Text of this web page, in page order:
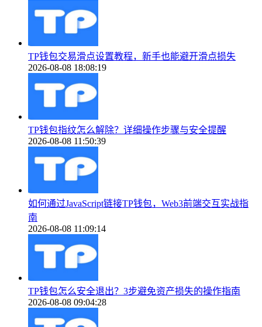
TP钱包交易滑点设置教程，新手也能避开滑点损失
2026-08-08 18:08:19
TP钱包指纹怎么解除？详细操作步骤与安全提醒
2026-08-08 11:50:39
如何通过JavaScript链接TP钱包，Web3前端交互实战指
南
2026-08-08 11:09:14
TP钱包怎么安全退出？3步避免资产损失的操作指南
2026-08-08 09:04:28